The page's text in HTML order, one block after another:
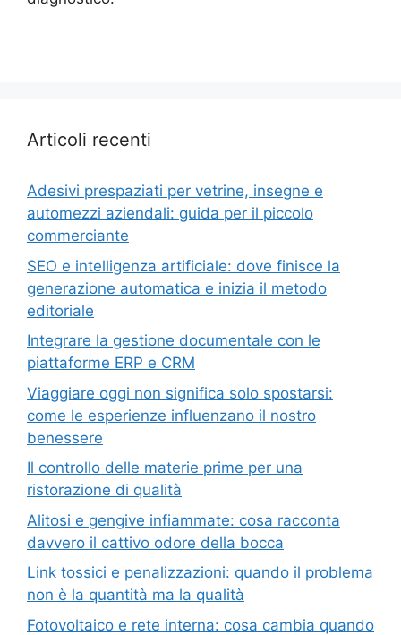
Articoli recenti
Adesivi prespaziati per vetrine, insegne e
automezzi aziendali: guida per il piccolo
commerciante
SEO e intelligenza artificiale: dove finisce la
generazione automatica e inizia il metodo
editoriale
Integrare la gestione documentale con le
piattaforme ERP e CRM
Viaggiare oggi non significa solo spostarsi:
come le esperienze influenzano il nostro
benessere
Il controllo delle materie prime per una
ristorazione di qualità
Alitosi e gengive infiammate: cosa racconta
davvero il cattivo odore della bocca
Link tossici e penalizzazioni: quando il problema
non è la quantità ma la qualità
Fotovoltaico e rete interna: cosa cambia quando